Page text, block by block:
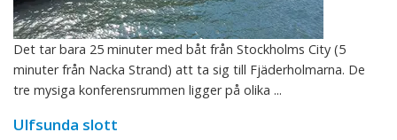
Det tar bara 25 minuter med båt från Stockholms City (5
minuter från Nacka Strand) att ta sig till Fjäderholmarna. De
tre mysiga konferensrummen ligger på olika ...
Ulfsunda slott